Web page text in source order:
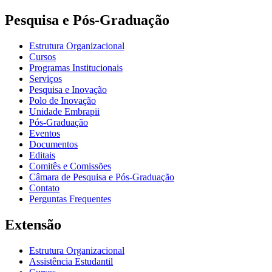
Pesquisa e Pós-Graduação
Estrutura Organizacional
Cursos
Programas Institucionais
Serviços
Pesquisa e Inovação
Polo de Inovação
Unidade Embrapii
Pós-Graduação
Eventos
Documentos
Editais
Comitês e Comissões
Câmara de Pesquisa e Pós-Graduação
Contato
Perguntas Frequentes
Extensão
Estrutura Organizacional
Assistência Estudantil